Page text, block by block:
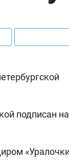
подписан